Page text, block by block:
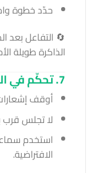
حدّد خطوة
🔄 التفاعل بعد
الذاكرة طويلة
7. تحكّم في البيئة المحيطة
أوقف
لا تجلس قرب
استخدم
الافتراضية.